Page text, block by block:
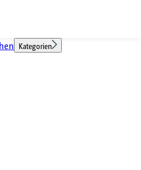
Kategorien